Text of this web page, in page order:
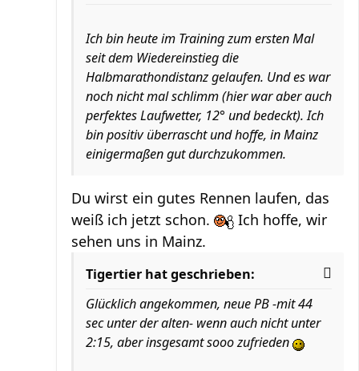
Ich bin heute im Training zum ersten Mal
seit dem Wiedereinstieg die
Halbmarathondistanz gelaufen. Und es war
noch nicht mal schlimm (hier war aber auch
perfektes Laufwetter, 12° und bedeckt). Ich
bin positiv überrascht und hoffe, in Mainz
einigermaßen gut durchzukommen.
Du wirst ein gutes Rennen laufen, das
weiß ich jetzt schon.
Ich hoffe, wir
sehen uns in Mainz.
Tigertier hat geschrieben:
Glücklich angekommen, neue PB -mit 44
sec unter der alten- wenn auch nicht unter
2:15, aber insgesamt sooo zufrieden